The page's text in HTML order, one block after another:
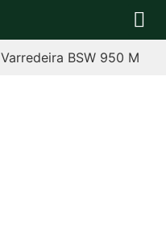
Varredeira BSW 950 M